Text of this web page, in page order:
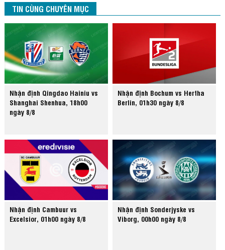
TIN CÙNG CHUYÊN MỤC
Nhận định Qingdao Hainiu vs
Shanghai Shenhua, 18h00
ngày 8/8
Nhận định Bochum vs Hertha
Berlin, 01h30 ngày 8/8
Nhận định Cambuur vs
Excelsior, 01h00 ngày 8/8
Nhận định Sonderjyske vs
Viborg, 00h00 ngày 8/8